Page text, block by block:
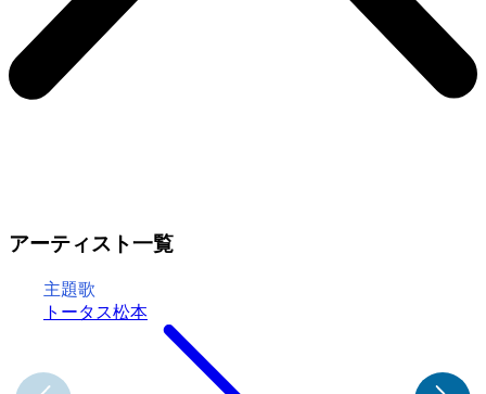
アーティスト一覧
主題歌
トータス松本